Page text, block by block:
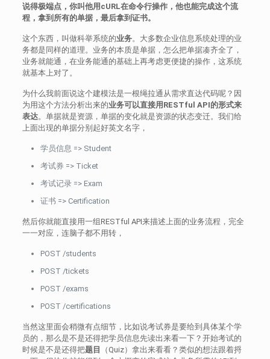
说得极端点，你叫他用cURL在命令行操作，他也能完成这个流
程，拿到所有的单据，最后拿到证书。
这个东西，叫做科举系统的业务。大多数企业信息系统处理的业
务都是同样的道理。业务的本质是单据，怎么把单据凑齐全了，
业务就能通，在业务能通的基础上再考虑更便捷的操作，这系统
就基本上对了。
为什么我前面说这个建模法是一根绳拉通从需求直达代码呢？因
为用这个方法分析出来的业务可以直接用RESTful API的形式来
表达。单据就是资源，单据的变化就是资源的状态变迁。我们给
上面出现的单据分别起好英文名字，
学员信息 => Student
考试券 => Ticket
考试记录 => Exam
证书 => Certification
然后你就能直接用一组RESTful API来描述上面的业务流程，完全
一一对应，连脑子都不用转，
POST /students
POST /tickets
POST /exams
POST /certifications
当然这里面会稍微有点细节，比如说考试券是要给到具体某个学
员的，那么是不是还得把学员信息先读出来看一下？开始考试的
时候是不是还得把题目
（Quiz）拿出来看看？类似的想法跟着捋